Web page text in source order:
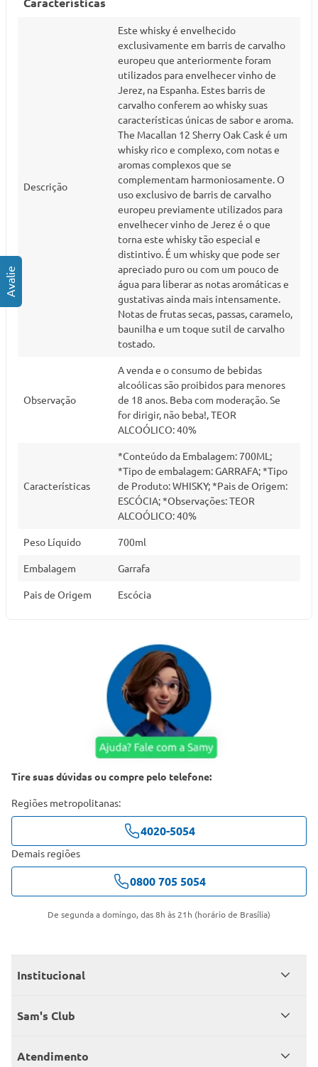
Descrição
Este whisky é envelhecido
exclusivamente em barris de carvalho
europeu que anteriormente foram
utilizados para envelhecer vinho de
Jerez, na Espanha. Estes barris de
carvalho conferem ao whisky suas
características únicas de sabor e aroma.
The Macallan 12 Sherry Oak Cask é um
whisky rico e complexo, com notas e
aromas complexos que se
complementam harmoniosamente. O
uso exclusivo de barris de carvalho
europeu previamente utilizados para
envelhecer vinho de Jerez é o que
torna este whisky tão especial e
distintivo. É um whisky que pode ser
apreciado puro ou com um pouco de
água para liberar as notas aromáticas e
gustativas ainda mais intensamente.
Notas de frutas secas, passas, caramelo,
baunilha e um toque sutil de carvalho
tostado.
Observação
A venda e o consumo de bebidas
alcoólicas são proibidos para menores
de 18 anos. Beba com moderação. Se
for dirigir, não beba!, TEOR
ALCOÓLICO: 40%
Características
*Conteúdo da Embalagem: 700ML;
*Tipo de embalagem: GARRAFA; *Tipo
de Produto: WHISKY; *Pais de Origem:
ESCÓCIA; *Observações: TEOR
ALCOÓLICO: 40%
Peso Líquido 700ml
Embalagem Garrafa
Pais de Origem Escócia
Tire suas dúvidas ou compre pelo telefone:
Regiões metropolitanas:
4020-5054
Demais regiões
0800 705 5054
De segunda a domingo, das 8h às 21h (horário de Brasília)
Institucional
Quem somos
Sam's Club
Seja sócio
Atendimento